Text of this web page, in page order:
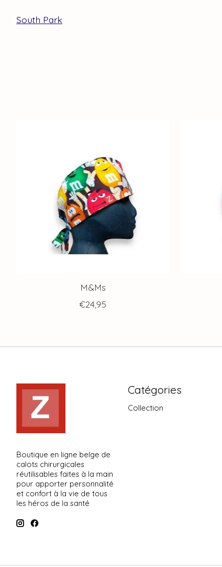
South Park
M&Ms
€24,95
Boutique en ligne belge de
calots chirurgicales
réutilisables faites à la main
pour apporter personnalité
et confort à la vie de tous
les héros de la santé
Catégories
Collection